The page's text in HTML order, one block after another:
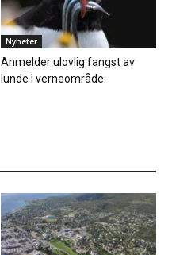
Nyheter
Anmelder ulovlig fangst av
lunde i verneområde